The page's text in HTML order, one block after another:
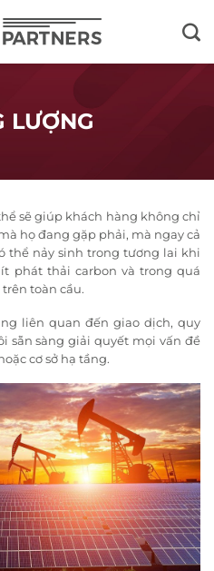
LƯỢNG
sẽ giúp khách hàng không chỉ
họ đang gặp phải, mà ngay cả
thể nảy sinh trong tương lai khi
phát thải carbon và trong quá
toàn cầu.
liên quan đến giao dịch, quy
sẵn sàng giải quyết mọi vấn đề
cơ sở hạ tầng.